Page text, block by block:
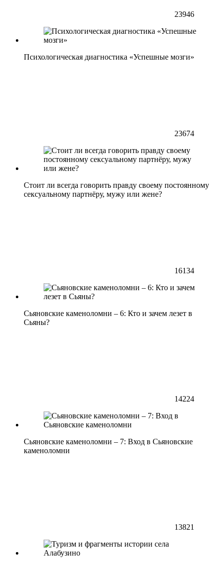
23946
Психологическая диагностика «Успешные мозги»
23674
Стоит ли всегда говорить правду своему постоянному
сексуальному партнёру, мужу или жене?
16134
Сьяновские каменоломни – 6: Кто и зачем лезет в
Сьяны?
14224
Сьяновские каменоломни – 7: Вход в Сьяновские
каменоломни
13821